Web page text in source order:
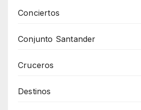
Conciertos
Conjunto Santander
Cruceros
Destinos